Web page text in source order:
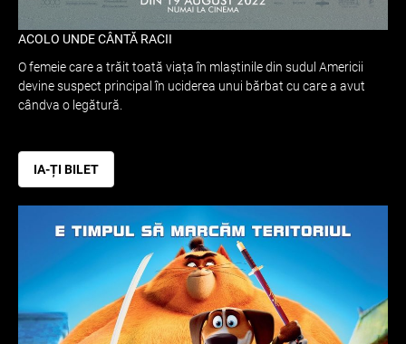
ACOLO UNDE CÂNTĂ RACII
O femeie care a trăit toată viața în mlaștinile din sudul Americii
devine suspect principal în uciderea unui bărbat cu care a avut
cândva o legătură.
IA-ȚI BILET